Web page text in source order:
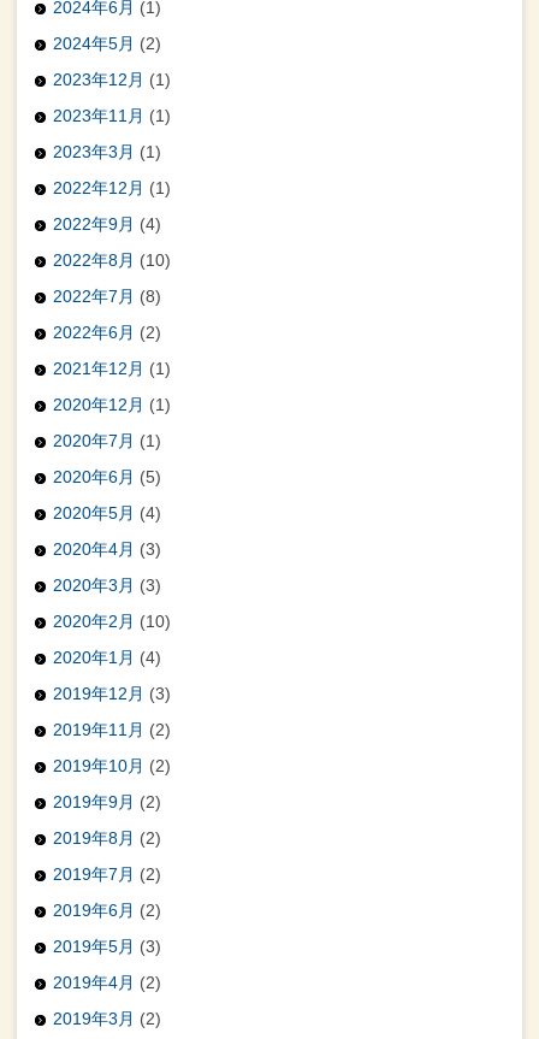
2024年6月 (1)
2024年5月 (2)
2023年12月 (1)
2023年11月 (1)
2023年3月 (1)
2022年12月 (1)
2022年9月 (4)
2022年8月 (10)
2022年7月 (8)
2022年6月 (2)
2021年12月 (1)
2020年12月 (1)
2020年7月 (1)
2020年6月 (5)
2020年5月 (4)
2020年4月 (3)
2020年3月 (3)
2020年2月 (10)
2020年1月 (4)
2019年12月 (3)
2019年11月 (2)
2019年10月 (2)
2019年9月 (2)
2019年8月 (2)
2019年7月 (2)
2019年6月 (2)
2019年5月 (3)
2019年4月 (2)
2019年3月 (2)